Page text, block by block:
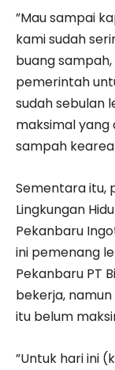
”Mau sampai
kami sudah
buang
pemerintah
sudah sebulan
maksimal
sampah
Sementara itu,
Lingkungan
Pekanbaru
ini pemenang
Pekanbaru PT
bekerja,
itu belum
”Untuk hari ini